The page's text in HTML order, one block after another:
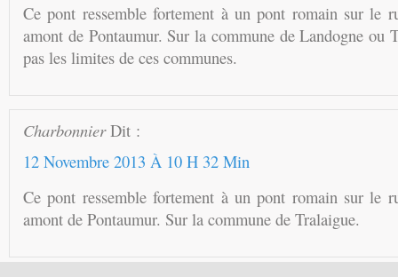
Ce pont ressemble fortement à un pont romain sur le
amont de Pontaumur. Sur la commune de Landogne ou
pas les limites de ces communes.
Charbonnier Dit :
12 Novembre 2013 À 10 H 32 Min
Ce pont ressemble fortement à un pont romain sur le
amont de Pontaumur. Sur la commune de Tralaigue.